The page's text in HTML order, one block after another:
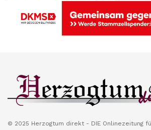
© 2025 Herzogtum direkt - DIE Onlinezeitung